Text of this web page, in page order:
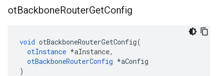
otBackboneRouterGetConfig
void otBackboneRouterGetConfig(
otInstance *aInstance,
otBackboneRouterConfig *aConfig
)